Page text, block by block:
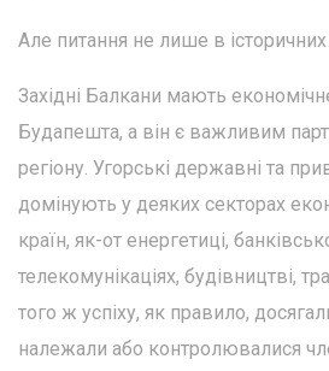
Але питання не лише в історичних
Західні Балкани мають
Будапешта, а він є важливим
регіону. Угорські державні та
домінують у деяких секторах
країн, як-от енергетиці,
телекомунікаціях, будівництві,
того ж успіху, як правило,
належали або контролювалися